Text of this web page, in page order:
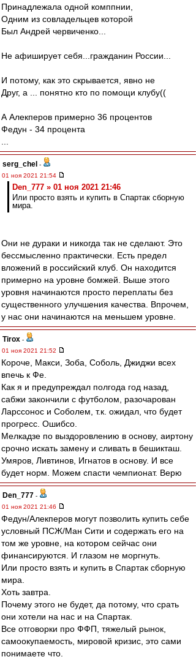
Принадлежала одной комппнии,
Одним из совладельцев которой
Был Андрей червиченко...
Не афиширует себя...гражданин России...
И потому, как это скрывается, явно не
Друг, а ... понятно кто по помощи клубу((
А Алекперов примерно 36 процентов
Федун - 34 процента
serg_chel -
01 ноя 2021 21:54
Den_777 » 01 ноя 2021 21:46
Или просто взять и купить в Спартак сборную
мира.
Они не дураки и никогда так не сделают. Это
бессмысленно практически. Есть предел
вложений в российский клуб. Он находится
примерно на уровне бомжей. Выше этого
уровня начинаются просто переплаты без
существенного улучшения качества. Впрочем,
у нас они начинаются на меньшем уровне.
Tirox -
01 ноя 2021 21:52
Короче, Макси, Зоба, Соболь, Джиджи всех
впечь к Фе.
Как я и предупреждал полгода год назад,
сабжи закончили с футболом, разочарован
Ларссонос и Соболем, т.к. ожидал, что будет
прогресс. Ошибсо.
Мелкадзе по выздоровлению в основу, аиртону
срочно искать замену и сливать в бешикташ.
Умяров, Ливтинов, Игнатов в основу. И все
будет норм. Можем спасти чемпионат. Верю
Den_777 -
01 ноя 2021 21:46
Федун/Алекперов могут позволить купить себе
условный ПСЖ/Ман Сити и содержать его на
том же уровне, на котором сейчас они
финансируются. И глазом не моргнуть.
Или просто взять и купить в Спартак сборную
мира.
Хоть завтра.
Почему этого не будет, да потому, что срать
они хотели на нас и на Спартак.
Все отговорки про ФФП, тяжелый рынок,
самоокупаемость, мировой кризис, это сами
понимаете что.